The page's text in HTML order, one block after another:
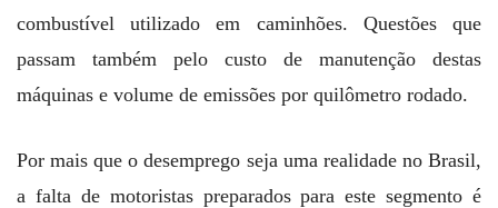
combustível utilizado em caminhões. Questões que
passam também pelo custo de manutenção destas
máquinas e volume de emissões por quilômetro rodado.
Por mais que o desemprego seja uma realidade no Brasil,
a falta de motoristas preparados para este segmento é